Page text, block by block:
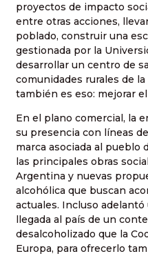
proyectos de impacto
entre otras acciones,
poblado, construir una
gestionada por la
desarrollar un centro de
comunidades rurales de
también es eso: mejorar
En el plano comercial, la
su presencia con líneas
marca asociada al pueblo
las principales obras
Argentina y nuevas
alcohólica que buscan
actuales. Incluso
llegada al país de un
desalcoholizado que la
Europa, para ofrecerlo